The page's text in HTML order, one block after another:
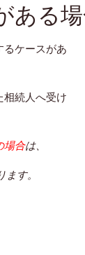
ある
るケースがあ
相続人へ受け
場合は、
ます。